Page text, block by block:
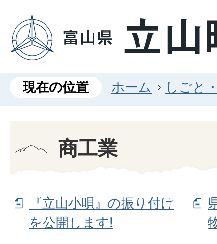
現在の位置 ホーム しごと
商工業
『立山小唄』の振り付け
を公開します!